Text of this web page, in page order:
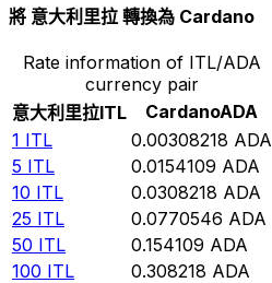
將 意大利里拉 轉換為 Cardano
Rate information of ITL/ADA
currency pair
意大利里拉ITL CardanoADA
1 ITL 0.00308218 ADA
5 ITL 0.0154109 ADA
10 ITL 0.0308218 ADA
25 ITL 0.0770546 ADA
50 ITL 0.154109 ADA
100 ITL 0.308218 ADA